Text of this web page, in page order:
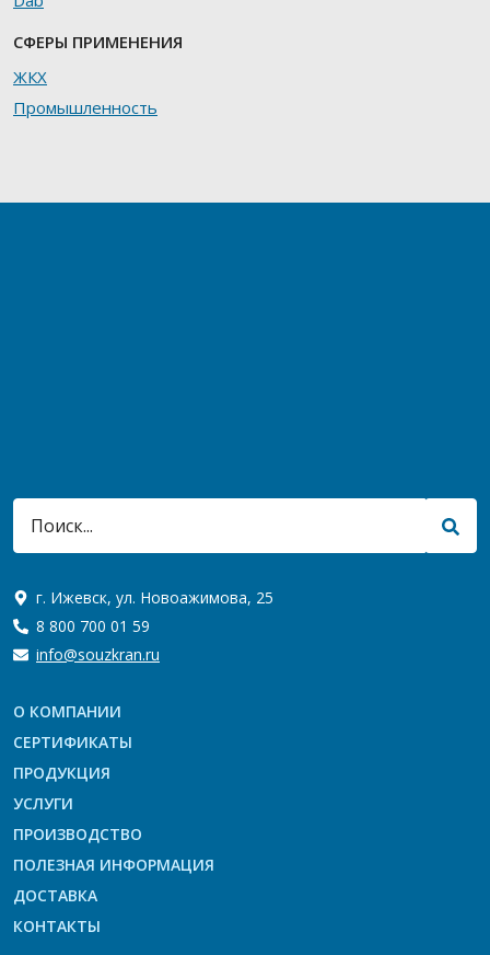
СФЕРЫ ПРИМЕНЕНИЯ
ЖКХ
Промышленность
г. Ижевск, ул. Новоажимова, 25
8 800 700 01 59
info@souzkran.ru
О КОМПАНИИ
СЕРТИФИКАТЫ
ПРОДУКЦИЯ
УСЛУГИ
ПРОИЗВОДСТВО
ПОЛЕЗНАЯ ИНФОРМАЦИЯ
ДОСТАВКА
КОНТАКТЫ